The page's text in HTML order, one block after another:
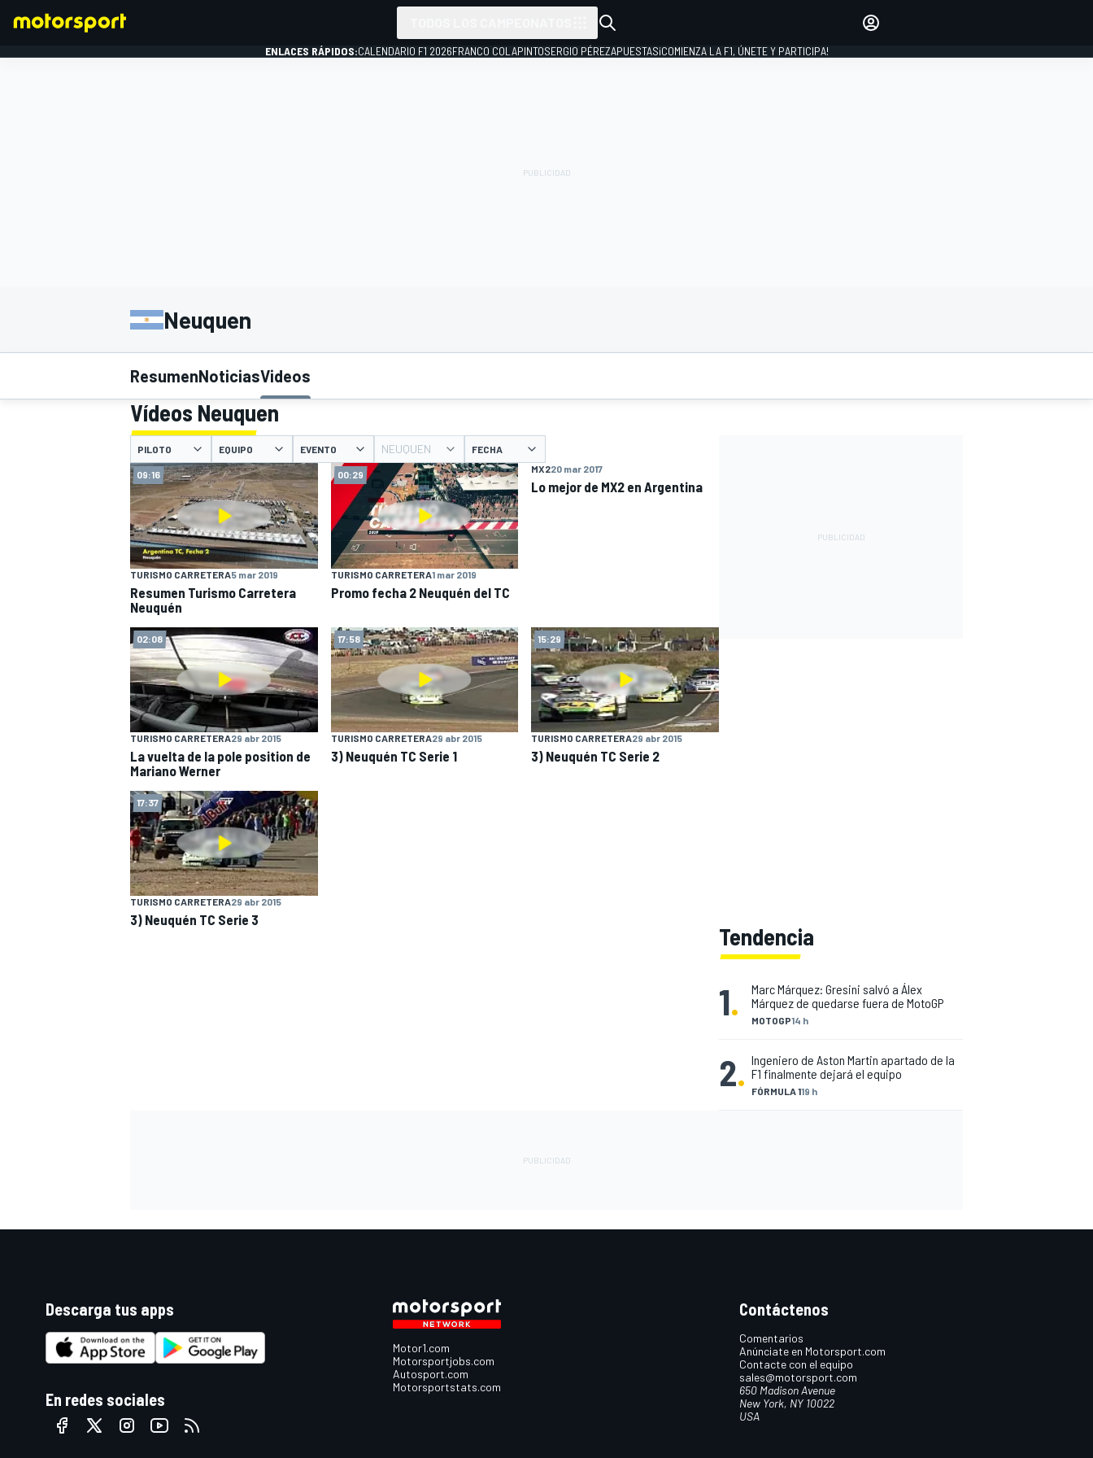
MOTOGP
NASCAR CUP
WRC
INICIAR SESIÓN
ENLACES RÁPIDOS:CALENDARIO F1 2026FRANCO COLAPINTOSERGIO PÉREZAPUESTAS¡COMIENZA LA F1, ÚNETE Y PARTICIPA!
Neuquen
ResumenNoticiasVideos
Vídeos Neuquen
PILOTO EQUIPO EVENTO NEUQUEN FECHA
09:16
TURISMO CARRETERA5 mar 2019
Resumen Turismo Carretera
Neuquén
00:29
TURISMO CARRETERA1 mar 2019
Promo fecha 2 Neuquén del TC
02:03
MX220 mar 2017
Lo mejor de MX2 en Argentina
02:08
TURISMO CARRETERA29 abr 2015
La vuelta de la pole position de
Mariano Werner
17:58
TURISMO CARRETERA29 abr 2015
3) Neuquén TC Serie 1
15:29
TURISMO CARRETERA29 abr 2015
3) Neuquén TC Serie 2
17:37
TURISMO CARRETERA29 abr 2015
3) Neuquén TC Serie 3
Tendencia
1. MOTOGP14 h
Marc Márquez: Gresini salvó a Álex
Márquez de quedarse fuera de MotoGP
2. FÓRMULA 119 h
Ingeniero de Aston Martin apartado de la
F1 finalmente dejará el equipo
Descarga tus apps
En redes sociales
Motor1.com
Motorsportjobs.com
Autosport.com
Motorsportstats.com
Contáctenos
Comentarios
Anúnciate en Motorsport.com
Contacte con el equipo
sales@motorsport.com
650 Madison Avenue
New York, NY 10022
USA